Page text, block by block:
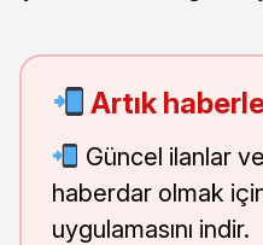
Artık
Güncel ilanlar
haberdar olmak
uygulamasını indir.